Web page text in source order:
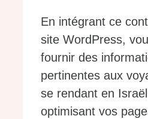
En intégrant ce
site WordPress,
fournir des
pertinentes aux
se rendant en
optimisant vos